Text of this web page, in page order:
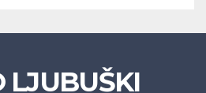
LJUBUŠKI